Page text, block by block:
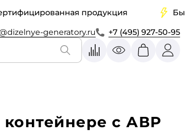
продукция
generatory.ru +7 (495) 927-50-95
с АВР